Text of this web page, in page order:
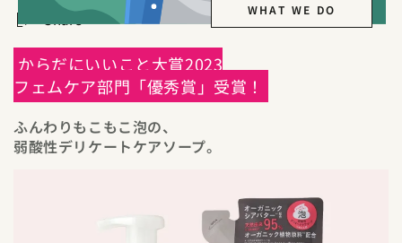
WHAT WE DO
からだにいいこと大賞2023
フェムケア部門「優秀賞」受賞！
ふんわりもこもこ泡の、
弱酸性デリケートケアソープ。